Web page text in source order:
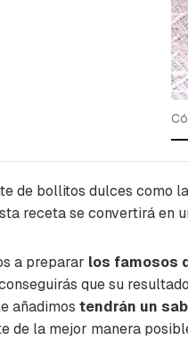
de bollitos dulces como
receta se convertirá en
a preparar los famosos
que su
añadimos tendrán un
de la mejor manera